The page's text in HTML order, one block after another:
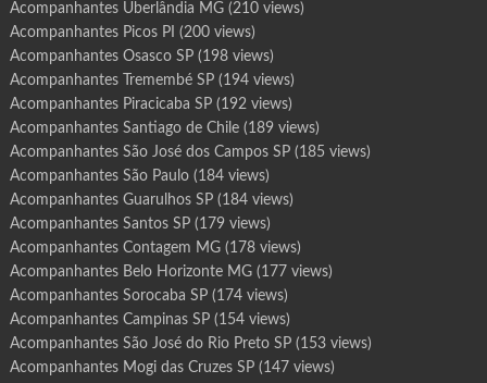
Acompanhantes Uberlândia MG(210 views)
Acompanhantes Picos PI (200 views)
Acompanhantes Osasco SP(198 views)
Acompanhantes Tremembé SP(194 views)
Acompanhantes Piracicaba SP(192 views)
Acompanhantes Santiago de Chile(189 views)
Acompanhantes São José dos Campos SP(185 views)
Acompanhantes São Paulo(184 views)
Acompanhantes Guarulhos SP(184 views)
Acompanhantes Santos SP(179 views)
Acompanhantes Contagem MG(178 views)
Acompanhantes Belo Horizonte MG(177 views)
Acompanhantes Sorocaba SP(174 views)
Acompanhantes Campinas SP(154 views)
Acompanhantes São José do Rio Preto SP(153 views)
Acompanhantes Mogi das Cruzes SP(147 views)